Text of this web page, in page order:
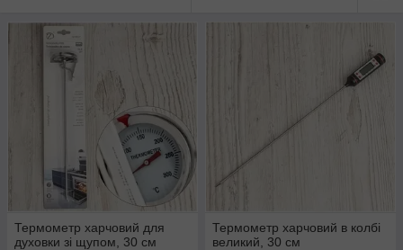
Термометр харчовий для
духовки зі щупом, 30 см
Термометр харчовий в колбі
великий, 30 см